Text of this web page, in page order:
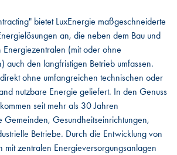
bietet LuxEnergie maßgeschneiderte
an, die neben dem Bau und
(mit oder ohne
den langfristigen Betrieb umfassen.
ohne umfangreichen technischen oder
nutzbare Energie geliefert. In den Genuss
seit mehr als 30 Jahren
Gemeinden, Gesundheitseinrichtungen,
Betriebe. Durch die Entwicklung von
mit zentralen Energieversorgungsanlagen